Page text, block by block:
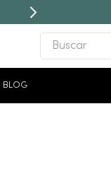
Buscar
BLOG